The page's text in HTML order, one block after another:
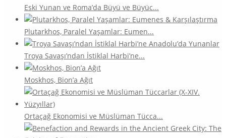
Eski Yunan ve Roma’da Büyü ve Büyüc...
Plutarkhos, Paralel Yaşamlar: Eumen...
Troya Savaşı’ndan İstiklal Harbi’ne...
Moskhos, Bion’a Ağıt
Ortaçağ Ekonomisi ve Müslüman Tücca...